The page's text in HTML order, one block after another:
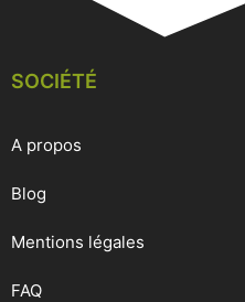
SOCIÉTÉ
A propos
Blog
Mentions légales
FAQ